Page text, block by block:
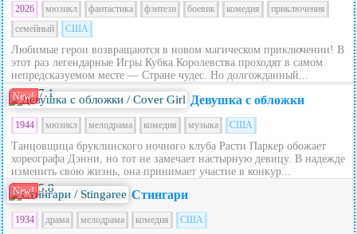
2026 мюзикл фантастика фэнтези боевик комедия
приключения
семейный
США
Любимые герои возвращаются в новом магическом приключении! В
этот раз легендарные Игры Кубка Королевства проходят в самом
непредсказуемом месте — Стране чудес. Но долгожданный...
New! 7.1 Девушка с обложки
1944 мюзикл мелодрама комедия музыка США
Танцовщица бруклинского ночного клуба Расти Паркер обожает
хореографа Дэнни, но тот не замечает настырную девицу. В надежде
изменить свою жизнь, она принимает участие в конкур...
New! 5.8 Стингари
1934 драма мелодрама комедия США